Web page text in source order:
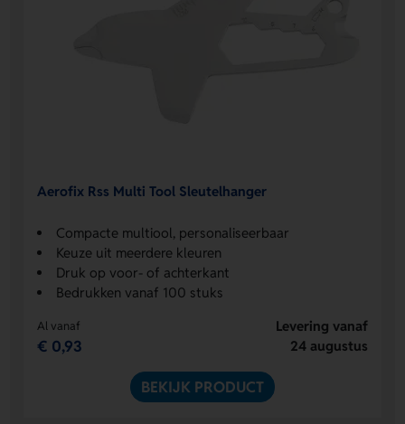
Aerofix Rss Multi Tool Sleutelhanger
Compacte multiool, personaliseerbaar
Keuze uit meerdere kleuren
Druk op voor- of achterkant
Bedrukken vanaf 100 stuks
Al vanaf
€ 0,93
Levering vanaf
24 augustus
BEKIJK PRODUCT